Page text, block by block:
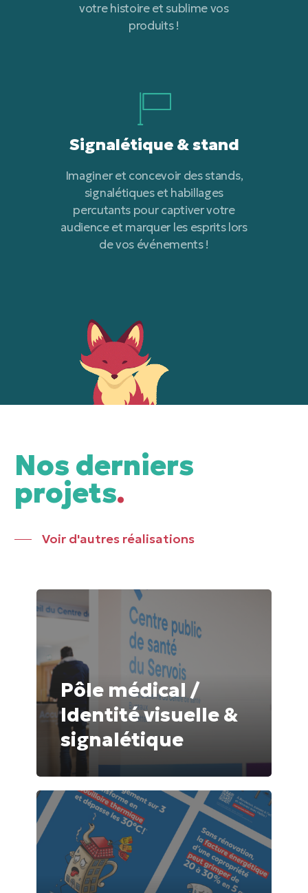
votre histoire et sublime vos
produits !
Signalétique & stand
Imaginer et concevoir des stands,
signalétiques et habillages
percutants pour captiver votre
audience et marquer les esprits lors
de vos événements !
Nos derniers
projets.
Voir d'autres réalisations
médical
Identité
visuelle
&
signalétique
Pôle médical /
Identité visuelle &
signalétique
Hellio
/
Rénovation
énergétique